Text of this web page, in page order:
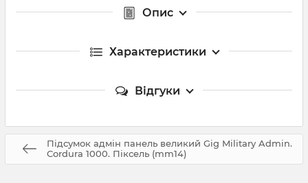
Опис
Характеристики
Відгуки
Підсумок адмін панель великий Gig Military Admin.
Cordura 1000. Піксель (mm14)